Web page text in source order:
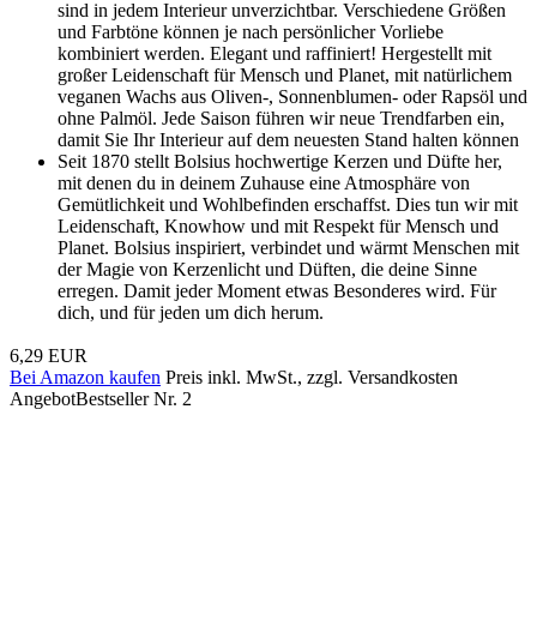
sind in jedem Interieur unverzichtbar. Verschiedene Größen
und Farbtöne können je nach persönlicher Vorliebe
kombiniert werden. Elegant und raffiniert! Hergestellt mit
großer Leidenschaft für Mensch und Planet, mit natürlichem
veganen Wachs aus Oliven-, Sonnenblumen- oder Rapsöl und
ohne Palmöl. Jede Saison führen wir neue Trendfarben ein,
damit Sie Ihr Interieur auf dem neuesten Stand halten können
Seit 1870 stellt Bolsius hochwertige Kerzen und Düfte her,
mit denen du in deinem Zuhause eine Atmosphäre von
Gemütlichkeit und Wohlbefinden erschaffst. Dies tun wir mit
Leidenschaft, Knowhow und mit Respekt für Mensch und
Planet. Bolsius inspiriert, verbindet und wärmt Menschen mit
der Magie von Kerzenlicht und Düften, die deine Sinne
erregen. Damit jeder Moment etwas Besonderes wird. Für
dich, und für jeden um dich herum.
6,29 EUR
Bei Amazon kaufen Preis inkl. MwSt., zzgl. Versandkosten
AngebotBestseller Nr. 2